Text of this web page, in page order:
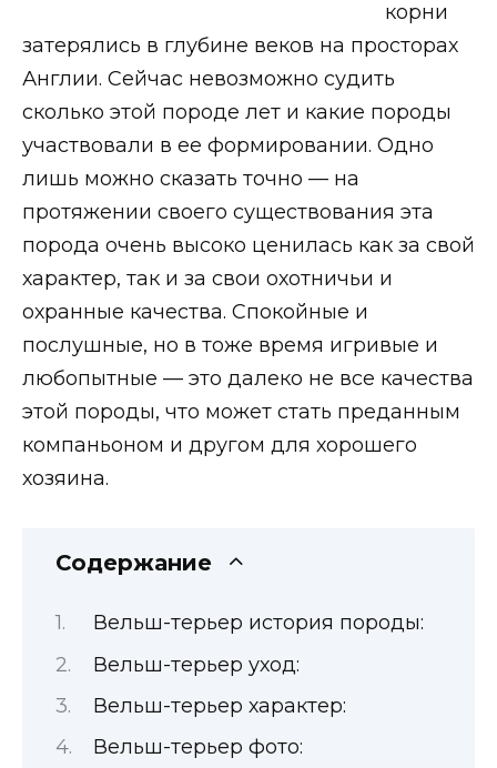
корни
затерялись в глубине веков на просторах
Англии. Сейчас невозможно судить
сколько этой породе лет и какие породы
участвовали в ее формировании. Одно
лишь можно сказать точно — на
протяжении своего существования эта
порода очень высоко ценилась как за свой
характер, так и за свои охотничьи и
охранные качества. Спокойные и
послушные, но в тоже время игривые и
любопытные — это далеко не все качества
этой породы, что может стать преданным
компаньоном и другом для хорошего
хозяина.
Содержание
Вельш-терьер история породы:
Вельш-терьер уход:
Вельш-терьер характер:
Вельш-терьер фото: